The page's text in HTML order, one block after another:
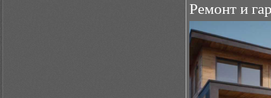
Ремонт и